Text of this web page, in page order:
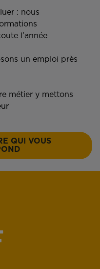
: nous
l’année
un emploi près
métier y mettons
QUI VOUS